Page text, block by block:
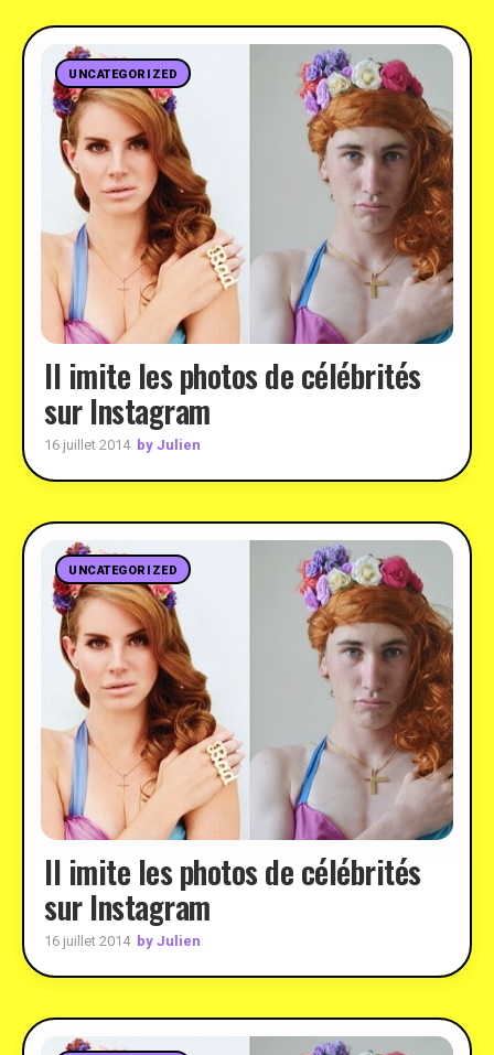
UNCATEGORIZED
Il imite les photos de célébrités
sur Instagram
16 juillet 2014 by Julien
UNCATEGORIZED
Il imite les photos de célébrités
sur Instagram
16 juillet 2014 by Julien